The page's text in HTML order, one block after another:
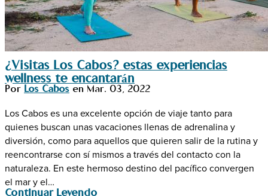
¿Visitas Los Cabos? estas experiencias
wellness te encantarán
Por Los Cabos en Mar. 03, 2022
Los Cabos es una excelente opción de viaje tanto para
quienes buscan unas vacaciones llenas de adrenalina y
diversión, como para aquellos que quieren salir de la rutina y
reencontrarse con sí mismos a través del contacto con la
naturaleza. En este hermoso destino del pacífico convergen
el mar y el…
Continuar Leyendo